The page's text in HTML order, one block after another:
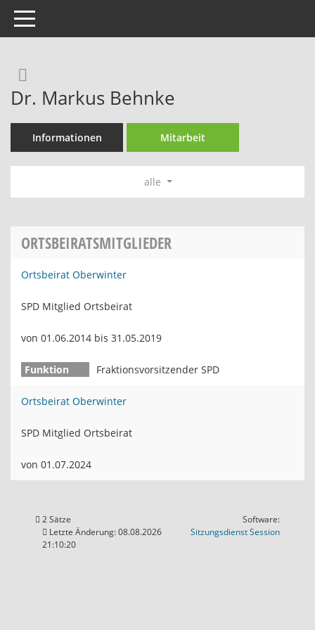
Toggle navigation
Dr. Markus Behnke
Informationen Mitarbeit
alle
ORTSBEIRATSMITGLIEDER
Ortsbeirat Oberwinter
SPD Mitglied Ortsbeirat
von 01.06.2014 bis 31.05.2019
Fraktionsvorsitzender SPD
Ortsbeirat Oberwinter
SPD Mitglied Ortsbeirat
von 01.07.2024
2 Sätze
Letzte Änderung: 08.08.2026
21:10:20
Software:
SitzungsdienstSession(Wird in